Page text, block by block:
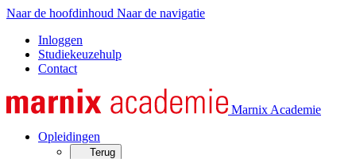
Naar de hoofdinhoud Naar de navigatie
Inloggen
Studiekeuzehulp
Contact
Marnix Academie
Opleidingen
Terug